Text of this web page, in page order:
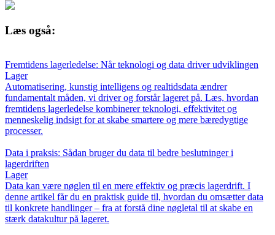
Læs også:
Fremtidens lagerledelse: Når teknologi og data driver udviklingen
Lager
Automatisering, kunstig intelligens og realtidsdata ændrer
fundamentalt måden, vi driver og forstår lageret på. Læs, hvordan
fremtidens lagerledelse kombinerer teknologi, effektivitet og
menneskelig indsigt for at skabe smartere og mere bæredygtige
processer.
Data i praksis: Sådan bruger du data til bedre beslutninger i
lagerdriften
Lager
Data kan være nøglen til en mere effektiv og præcis lagerdrift. I
denne artikel får du en praktisk guide til, hvordan du omsætter data
til konkrete handlinger – fra at forstå dine nøgletal til at skabe en
stærk datakultur på lageret.